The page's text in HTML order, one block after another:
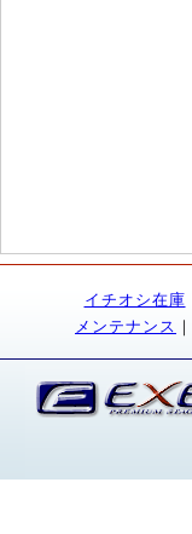
イチオシ在庫
メンテナンス ｜